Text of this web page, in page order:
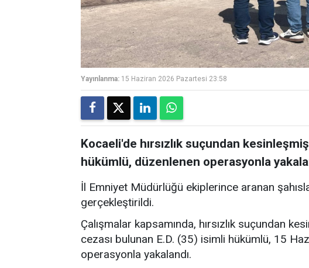
Yayınlanma: 15 Haziran 2026 Pazartesi 23:58
Kocaeli'de hırsızlık suçundan
hükümlü, düzenlenen operasyonla
İl Emniyet Müdürlüğü ekiplerince aranan
gerçekleştirildi.
Çalışmalar kapsamında, hırsızlık suçundan
cezası bulunan E.D. (35) isimli hükümlü, 15
operasyonla yakalandı.